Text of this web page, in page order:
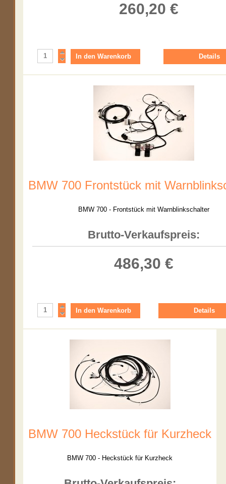
260,20 €
Details
BMW 700 Frontstück mit
BMW 700 - Frontstück mit Warnblinkschalter
Brutto-Verkaufspreis:
486,30 €
Details
BMW 700 Heckstück für Kurzheck
BMW 700 - Heckstück für Kurzheck